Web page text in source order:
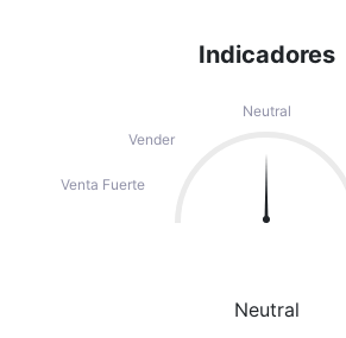
Indicadores
Neutral
Vender
Venta Fuerte
Neutral